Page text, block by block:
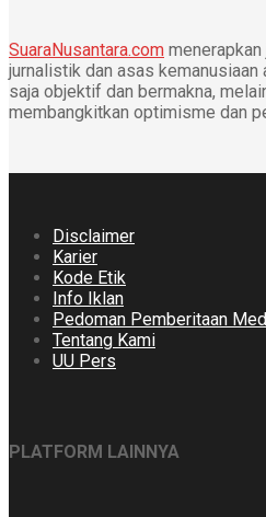
SuaraNusantara.com
jurnalistik dan asas
saja objektif dan bermakna,
membangkitkan optimisme dan
Disclaimer
Karier
Kode Etik
Info Iklan
Pedoman Pemberitaan
Tentang Kami
UU Pers
PLATFORM LAINNYA